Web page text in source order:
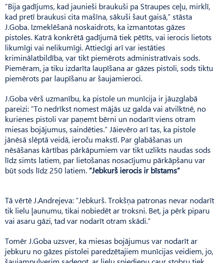
”Bija gadījums, kad jaunieši braukuši pa Straupes ceļu, mirklī,
kad pretī braukusi cita mašīna, sākuši šaut gaisā,” stāsta
J.Goba. Izmeklēšanā noskaidrots, ka izmantotas gāzes
pistoles. Katrā konkrētā gadījumā tiek pētīts, vai ierocis lietots
likumīgi vai nelikumīgi. Attiecīgi arī var iestāties
kriminālatbildība, var tikt piemērots administratīvais sods.
Piemēram, ja tiku izdarīta laupīšana ar gāzes pistoli, sods tiktu
piemērots par laupīšanu ar šaujamieroci.
J.Goba vērš uzmanību, ka pistole un munīcija ir jāuzglabā
pareizi: ”To nedrīkst nomest mājās uz galda vai atvilktnē, no
kurienes pistoli var paņemt bērni un nodarīt viens otram
miesas bojājumus, saindēties.” Jāievēro arī tas, ka pistole
jānēsā slēptā veidā, ieroču makstī. Par glabāšanas un
nēsāšanas kārtības pārkāpumiem var tikt uzlikts naudas sods
līdz simts latiem, par lietošanas nosacījumu pārkāpšanu var
būt sods līdz 250 latiem.”Jebkurš ierocis ir bīstams”
Tā vērtē J.Andrejeva: ”Jebkurš. Trokšņa patronas nevar nodarīt
tik lielu ļaunumu, tikai nobiedēt ar troksni. Bet, ja pērk piparu
vai asaru gāzi, tad var nodarīt otram skādi.”
Tomēr J.Goba uzsver, ka miesas bojājumus var nodarīt ar
jebkuru no gāzes pistolei paredzētajiem munīcijas veidiem, jo,